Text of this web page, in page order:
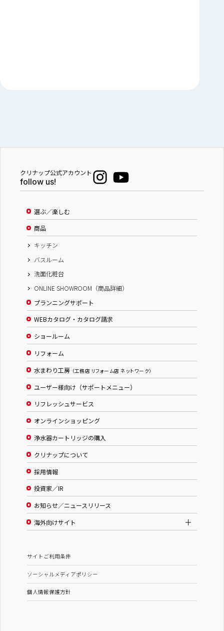
クリナップ公式アカウント
follow us!
選ぶ／楽しむ
商品
キッチン
バスルーム
洗面化粧台
ONLINE SHOWROOM（商品詳細）
プランニングサポート
WEBカタログ・カタログ請求
ショールーム
リフォーム
水まわり工房 （工務店 リフォーム店 ネットワーク）
ユーザー様向け（サポートメニュー）
リフレッシュサービス
オンラインショッピング
浄水器カートリッジの購入
クリナップについて
採用情報
投資家／IR
お知らせ／ニュースリリース
海外向けサイト
サイトご利用条件
ソーシャルメディアポリシー
個人情報保護方針